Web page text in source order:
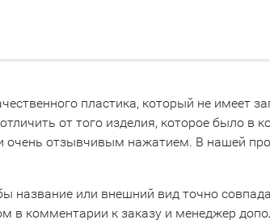
пластика, который не имеет
от того изделия, которое было в
очень отзывчивым нажатием. В нашей
название или внешний вид точно
в комментарии к заказу и менеджер